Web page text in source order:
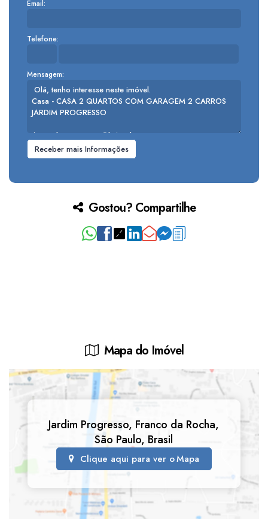
Email:
Telefone:
Mensagem:
Gostou? Compartilhe
Mapa do Imóvel
Jardim Progresso, Franco da Rocha,
São Paulo, Brasil
Clique aqui para ver oMapa